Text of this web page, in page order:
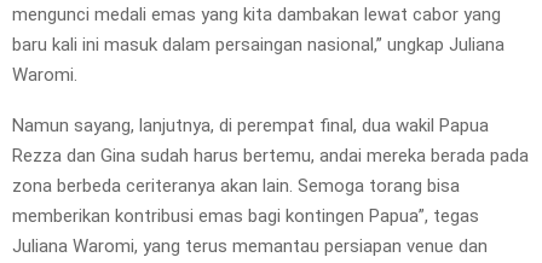
mengunci medali emas yang kita dambakan lewat cabor yang
baru kali ini masuk dalam persaingan nasional,” ungkap Juliana
Waromi.
Namun sayang, lanjutnya, di perempat final, dua wakil Papua
Rezza dan Gina sudah harus bertemu, andai mereka berada pada
zona berbeda ceriteranya akan lain. Semoga torang bisa
memberikan kontribusi emas bagi kontingen Papua”, tegas
Juliana Waromi, yang terus memantau persiapan venue dan